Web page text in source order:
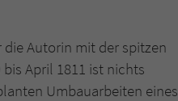
die Autorin mit der spitzen
April 1811 ist nichts
Umbauarbeiten eines